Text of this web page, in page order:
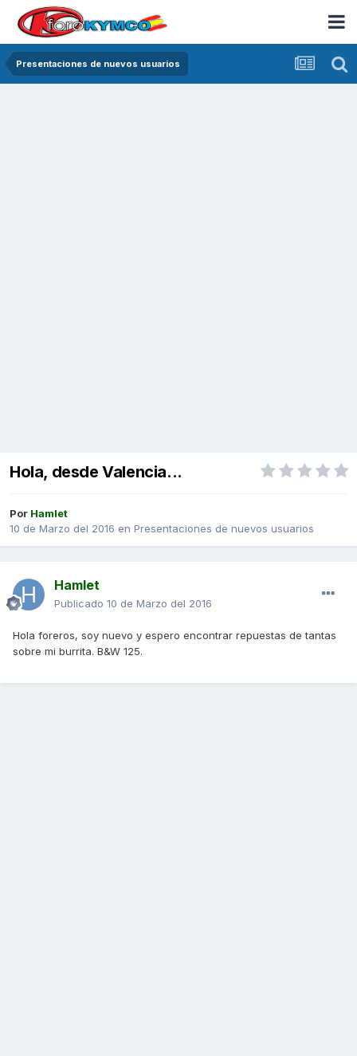
Presentaciones de nuevos usuarios
Hola, desde Valencia...
Por Hamlet
10 de Marzo del 2016 en Presentaciones de nuevos usuarios
Hamlet
Publicado 10 de Marzo del 2016
Hola foreros, soy nuevo y espero encontrar repuestas de tantas
sobre mi burrita. B&W 125.